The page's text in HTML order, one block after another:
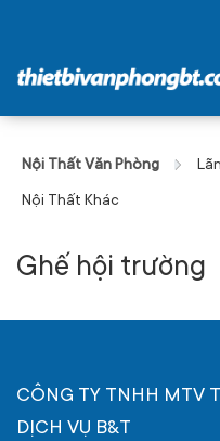
Nội Thất Văn Phòng
Nội Thất Khác
Ghế hội trường
CÔNG TY TNHH MTV
DỊCH VỤ B&T